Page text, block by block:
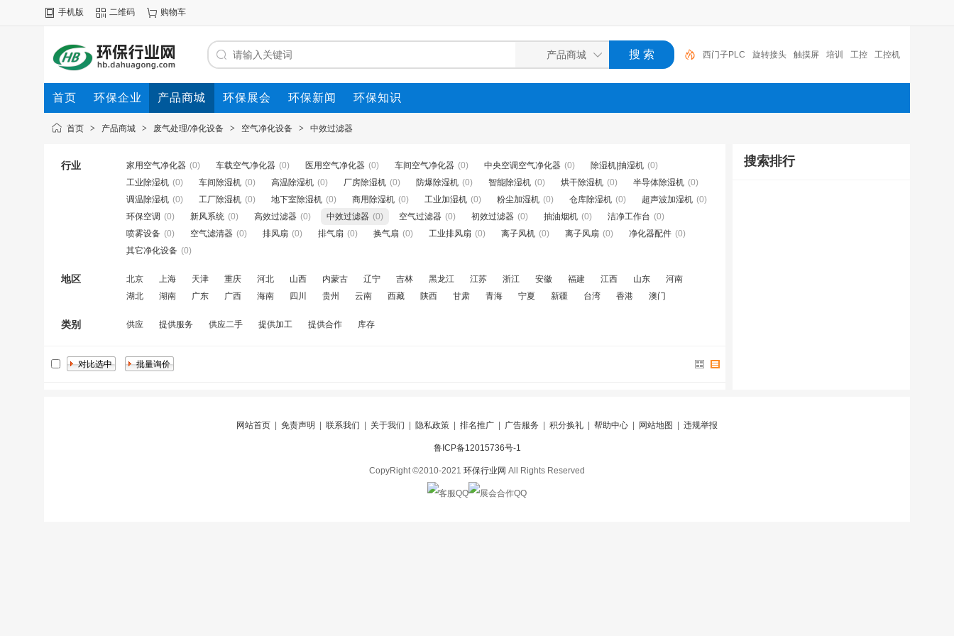
手机版 二维码 购物车
西门子PLC 旋转接头 触摸屏 培训 工控 工控机
变送器 球阀 plc 阀门
首页 环保企业 产品商城 环保展会 环保新闻 环保知识
首页 > 产品商城 > 废气处理/净化设备 > 空气净化设备 > 中效过滤器
行业 家用空气净化器 (0) 车载空气净化器 (0) 医用空气净化器 (0) 车间空气净化器 (0) 中央空调空气净化器 (0) 除湿机|抽湿机 (0)
工业除湿机 (0) 车间除湿机 (0) 高温除湿机 (0) 厂房除湿机 (0) 防爆除湿机 (0) 智能除湿机 (0) 烘干除湿机 (0) 半导体除湿机 (0)
调温除湿机 (0) 工厂除湿机 (0) 地下室除湿机 (0) 商用除湿机 (0) 工业加湿机 (0) 粉尘加湿机 (0) 仓库除湿机 (0) 超声波加湿机 (0)
环保空调 (0) 新风系统 (0) 高效过滤器 (0) 中效过滤器 (0) 空气过滤器 (0) 初效过滤器 (0) 抽油烟机 (0) 洁净工作台 (0)
喷雾设备 (0) 空气滤清器 (0) 排风扇 (0) 排气扇 (0) 换气扇 (0) 工业排风扇 (0) 离子风机 (0) 离子风扇 (0) 净化器配件 (0)
其它净化设备 (0)
地区 北京 上海 天津 重庆 河北 山西 内蒙古 辽宁 吉林 黑龙江 江苏 浙江 安徽 福建 江西 山东
河南
湖北
湖南 广东 广西 海南 四川 贵州 云南 西藏 陕西 甘肃 青海 宁夏 新疆 台湾 香港 澳门
类别 供应 提供服务 供应二手 提供加工 提供合作 库存
搜索排行
网站首页 免责声明 联系我们 关于我们 隐私政策 排名推广 广告服务 积分换礼 帮助中心 网站地图 违规举报
鲁ICP备12015736号-1
CopyRight ©2010-2021 环保行业网 All Rights Reserved